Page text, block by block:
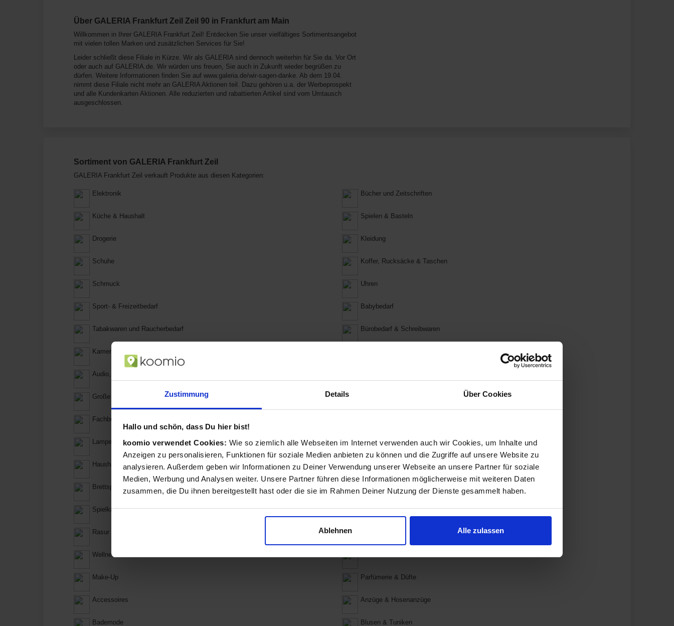
Zustimmung Details Über Cookies
Hallo und schön, dass Du hier bist!
koomio verwendet Cookies: Wie so ziemlich alle Webseiten im Internet verwenden auch wir Cookies, um Inhalte und
Anzeigen zu personalisieren, Funktionen für soziale Medien anbieten zu können und die Zugriffe auf unsere Website zu
analysieren. Außerdem geben wir Informationen zu Deiner Verwendung unserer Webseite an unsere Partner für soziale
Medien, Werbung und Analysen weiter. Unsere Partner führen diese Informationen möglicherweise mit weiteren Daten
zusammen, die Du ihnen bereitgestellt hast oder die sie im Rahmen Deiner Nutzung der Dienste gesammelt haben.
Ablehnen Alle zulassen
Über GALERIA Frankfurt Zeil Zeil 90 in Frankfurt am Main
Willkommen in Ihrer GALERIA Frankfurt Zeil! Entdecken Sie unser vielfältiges Sortimentsangebot
mit vielen tollen Marken und zusätzlichen Services für Sie!
Leider schließt diese Filiale in Kürze. Wir als GALERIA sind dennoch weiterhin für Sie da. Vor Ort
oder auch auf GALERIA.de. Wir würden uns freuen, Sie auch in Zukunft wieder begrüßen zu
dürfen. Weitere Informationen finden Sie auf www.galeria.de/wir-sagen-danke. Ab dem 19.04.
nimmt diese Filiale nicht mehr an GALERIA Aktionen teil. Dazu gehören u.a. der Werbeprospekt
und alle Kundenkarten Aktionen. Alle reduzierten und rabattierten Artikel sind vom Umtausch
ausgeschlossen.
Sortiment von GALERIA Frankfurt Zeil
GALERIA Frankfurt Zeil verkauft Produkte aus diesen Kategorien:
Elektronik Bücher und Zeitschriften
Küche & Haushalt Spielen & Basteln
Drogerie Kleidung
Schuhe Koffer, Rucksäcke & Taschen
Schmuck Uhren
Sport- & Freizeitbedarf Babybedarf
Tabakwaren und Raucherbedarf Bürobedarf & Schreibwaren
Kamera & Foto
Audio, Hifi & Video
Große Haushaltsgeräte
Fachbücher
Lampen & Beleuchtung Kochen & Essen
Haushaltswaren Puzzles
Brettspiele Globen
Spielkarten Bastelbedarf
Rasur & Enthaarung
Wellness
Make-Up Parfümerie & Düfte
Accessoires Anzüge & Hosenanzüge
Bademode Blusen & Tuniken